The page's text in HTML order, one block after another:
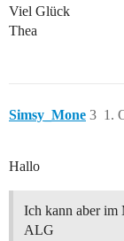
Viel Glück
Thea
Simsy_Mone 1.
3
Hallo
Ich kann aber im
ALG